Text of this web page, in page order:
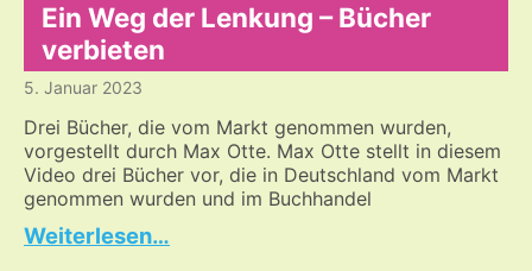
Ein Weg der Lenkung – Bücher
verbieten
5. Januar 2023
Drei Bücher, die vom Markt genommen wurden,
vorgestellt durch Max Otte. Max Otte stellt in diesem
Video drei Bücher vor, die in Deutschland vom Markt
genommen wurden und im Buchhandel
…